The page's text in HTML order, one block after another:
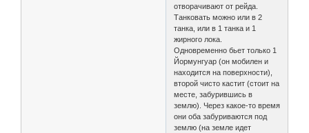
отворачивают от рейда.
Танковать можно или в 2
танка, или в 1 танка и 1
жирного лока.
Одновременно бьет только 1
Йормунгуар (он мобилен и
находится на поверхности),
второй чисто кастит (стоит на
месте, забурившись в
землю). Через какое-то время
они оба забуриваются под
землю (на земле идет